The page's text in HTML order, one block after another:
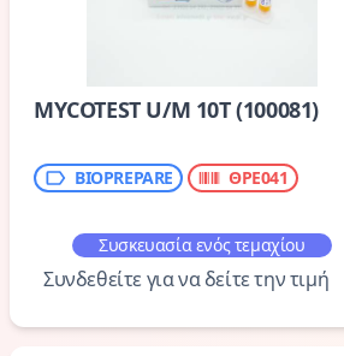
MYCOTEST U/M 10Τ (100081)
BIOPREPARE ΘΡΕ041
Συσκευασία ενός τεμαχίου
Συνδεθείτε για να δείτε την τιμή